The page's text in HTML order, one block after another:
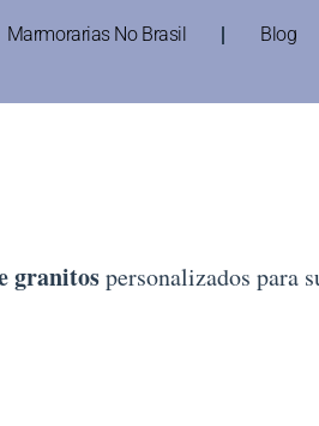
Marmorarias No Brasil Blog
granitospersonalizados para